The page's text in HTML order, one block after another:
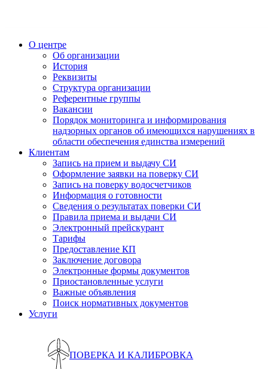
О центре
Об организации
История
Реквизиты
Структура организации
Референтные группы
Вакансии
Порядок мониторинга и информирования
надзорных органов об имеющихся нарушениях в
области обеспечения единства измерений
Клиентам
Запись на прием и выдачу СИ
Оформление заявки на поверку СИ
Запись на поверку водосчетчиков
Информация о готовности
Сведения о результатах поверки СИ
Правила приема и выдачи СИ
Электронный прейскурант
Тарифы
Предоставление КП
Заключение договора
Электронные формы документов
Приостановленные услуги
Важные объявления
Поиск нормативных документов
Услуги
ПОВЕРКА И КАЛИБРОВКА